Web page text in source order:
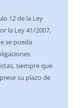
12 de la Ley
la Ley 41/2007,
se pueda
siempre que
su plazo de